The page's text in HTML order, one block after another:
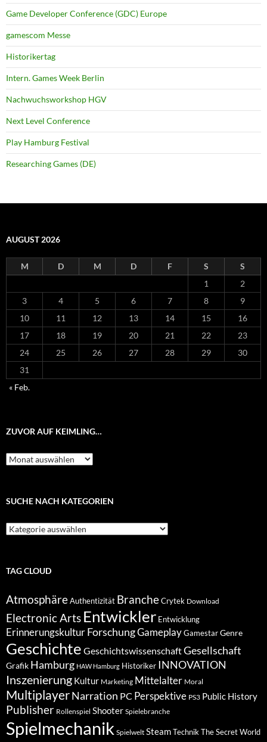
Game Developer Conference (GDC) Europe
gamescom Messe
Historikertag
Intern. Games Week Berlin
Nachwuchsworkshop HGV
Next Level Conference
Play Hamburg Festival
Researching Games (DE)
AUGUST 2026
M D M D F S
S
1
2
3
4 5 6 7 8
9
10
11 12 13 14 15
16
17
18 19 20 21 22
23
24
25 26 27 28 29
30
31
« Feb.
ZUVOR AUF KEIMLING…
Zuvor
auf
SUCHE NACH KATEGORIEN
Suche
nach
TAG CLOUD
Atmosphäre Authentizität Branche Crytek Download
Electronic Arts Entwickler Entwicklung
Erinnerungskultur ForschungGameplay Gamestar Genre
Geschichte GeschichtswissenschaftGesellschaft
Grafik Hamburg HAW Hamburg Historiker INNOVATION
Inszenierung Kultur Marketing Mittelalter Moral
MultiplayerNarration PC Perspektive PS3 Public History
Publisher Rollenspiel Shooter Spielebranche
Spielmechanik Spielwelt Steam Technik The Secret World